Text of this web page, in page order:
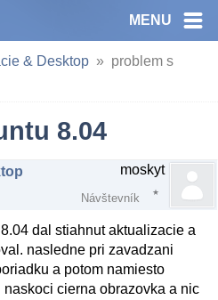
MENU
& Desktop
problem s
8.04
moskyt
Návštevník
dal stiahnut aktualizacie a
nasledne pri zavadzani
a potom namiesto
cierna obrazovka a nic